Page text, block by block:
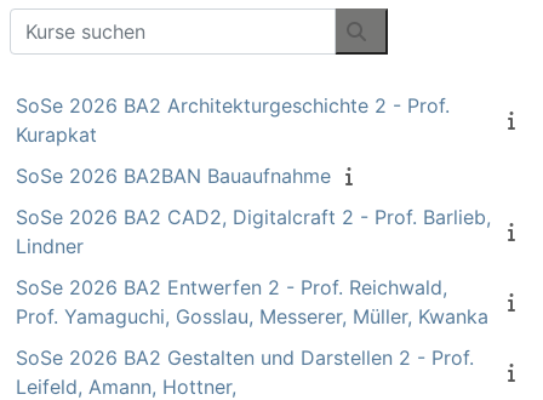
Kurse suchen
Kurse suchen
SoSe 2026 BA2 Architekturgeschichte 2 - Prof.
Kurapkat
SoSe 2026 BA2BAN Bauaufnahme
SoSe 2026 BA2 CAD2, Digitalcraft 2 - Prof. Barlieb,
Lindner
SoSe 2026 BA2 Entwerfen 2 - Prof. Reichwald,
Prof. Yamaguchi, Gosslau, Messerer, Müller, Kwanka
SoSe 2026 BA2 Gestalten und Darstellen 2 - Prof.
Leifeld, Amann, Hottner,